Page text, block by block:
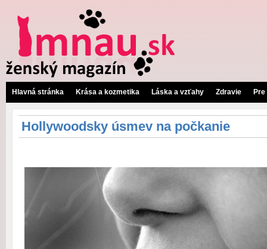
Hlavná stránka Krása a kozmetika Láska a vzťahy Zdravie
Hollywoodsky úsmev na počkanie